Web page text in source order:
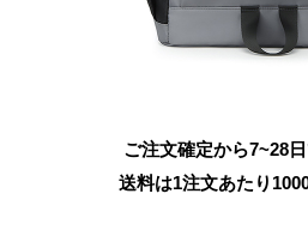
ご注文確定から7~28
送料は1注文あたり